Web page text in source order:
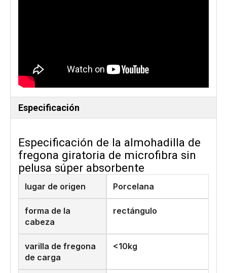
Especificación
Especificación de la almohadilla de
fregona giratoria de microfibra sin
pelusa súper absorbente
lugar de origen Porcelana
forma de la
cabeza
rectángulo
varilla de fregona
de carga
<10kg